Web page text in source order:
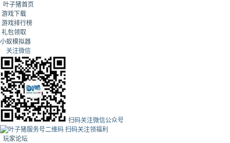
叶子猪首页
游戏下载
游戏排行榜
礼包领取
小蚁模拟器
关注微信
扫码关注微信公众号
扫码关注领福利
玩家论坛